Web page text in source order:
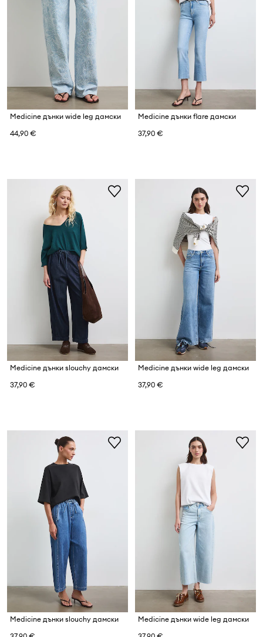
Medicine дънки wide leg дамски
44,90 €
Medicine дънки flare дамски
37,90 €
Medicine дънки slouchy дамски
37,90 €
Medicine дънки wide leg дамски
37,90 €
Medicine дънки slouchy дамски
Medicine дънки wide leg дамски